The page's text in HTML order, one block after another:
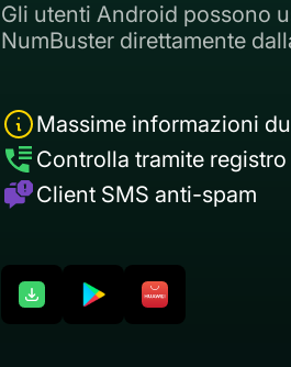
Gli utenti Android possono
NumBuster direttamente
Massime informazioni
Controlla tramite
Client SMS anti-spam